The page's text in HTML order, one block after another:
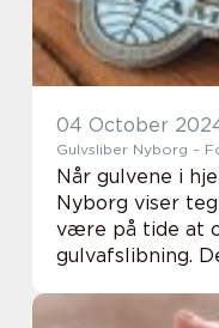
04 October
Gulvsliber Nyborg –
Når gulvene i
Nyborg viser
være på tide at
gulvafslibning.